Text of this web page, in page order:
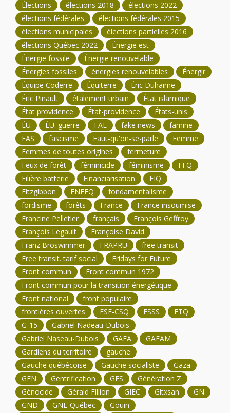
Élections
élections 2018
élections 2022
élections fédérales
élections fédérales 2015
élections municipales
élections partielles 2016
élections Québec 2022
Énergie est
Énergie fossile
Énergie renouvelable
Énergies fossiles
énergies renouvelables
Énergir
Équipe Coderre
Équiterre
Éric Duhaime
Éric Pinault
étalement urbain
État islamique
État providence
État-providence
États-unis
ÉU
ÉU. guerre FAE fake news
famine
FAS
fascisme Faut-qu'on-se-parle
Femme
Femmes de toutes origines
fermeture
Feux de forêt
féminicide féminisme
FFQ
Filière batterie
Financiarisation
FIQ
Fitzgibbon
FNEEQ
fondamentalisme
fordisme
forêts France
France insoumise
Francine Pelletier
français
François Geffroy
François Legault
Françoise David
Franz Broswimmer
FRAPRU
free transit
Free transit. tarif social
Fridays for Future
Front commun
Front commun 1972
Front commun pour la transition énergétique
Front national
front populaire
frontières ouvertes
FSE-CSQ FSSS
FTQ
G-15
Gabriel Nadeau-Dubois
Gabriel Naseau-Dubois
GAFA
GAFAM
Gardiens du territoire
gauche
Gauche québécoise
Gauche socialiste
Gaza
GEN
Gentrification GES
Génération Z
Génocide
Gérald Fillion GIEC Gitxsan
GN
GND
GNL-Québec
Gouin